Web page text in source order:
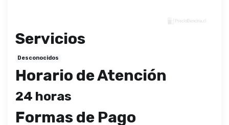
Servicios
Desconocidos
Horario de Atención
24 horas
Formas de Pago